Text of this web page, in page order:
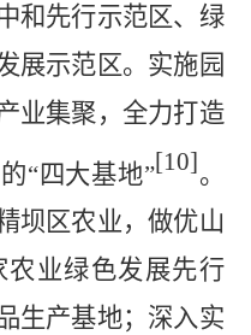
和先行示范区、绿
展示范区。实施园
业集聚，全力打造
“四大基地”[10]。
坝区农业，做优山
农业绿色发展先行
生产基地；深入实